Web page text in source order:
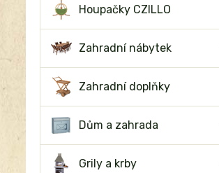
Houpačky CZILLO
Zahradní nábytek
Zahradní doplňky
Dům a zahrada
Grily a krby